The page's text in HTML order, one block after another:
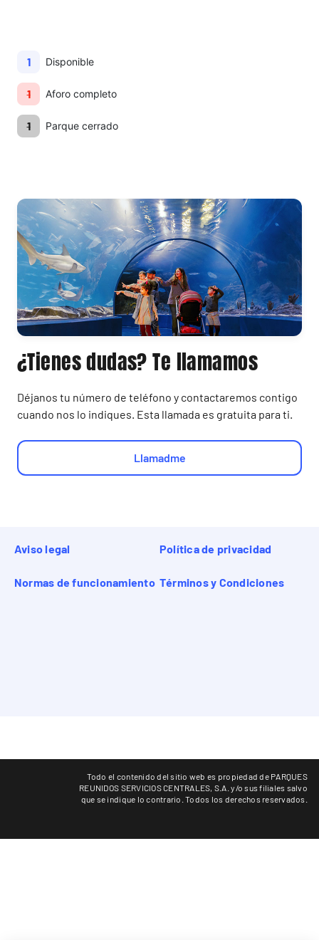
1 Disponible
1 Aforo completo
1 Parque cerrado
¿Tienes dudas? Te llamamos
Déjanos tu número de teléfono y contactaremos contigo
cuando nos lo indiques. Esta llamada es gratuita para ti.
Llamadme
Aviso legal Política de privacidad
Normas de funcionamiento Términos y Condiciones
Todo el contenido del sitio web es propiedad de PARQUES
REUNIDOS SERVICIOS CENTRALES, S.A. y/o sus filiales salvo
que se indique lo contrario. Todos los derechos reservados.